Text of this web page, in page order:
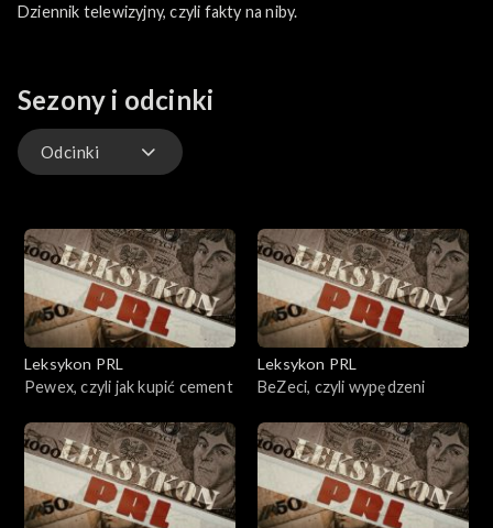
Dziennik telewizyjny, czyli fakty na niby.
Sezony i odcinki
Odcinki
Leksykon PRL
Pewex, czyli jak kupić cement
Leksykon PRL
BeZeci, czyli wypędzeni